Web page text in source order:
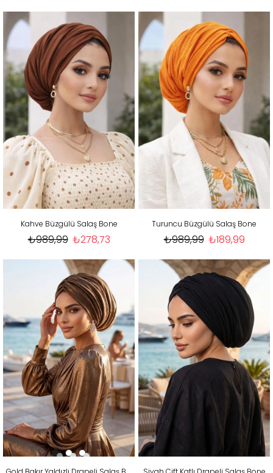
Kahve Büzgülü Salaş Bone
₺278,73
₺989,99
Turuncu Büzgülü Salaş Bone
₺189,99
₺989,99